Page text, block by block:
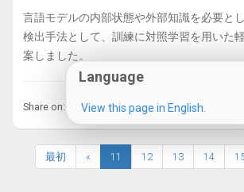
言語モデルの内部状態や外部知識を必要と
検出手法として、訓練に対照学習を用いた
案しました。
Share on:
最初 « 11 12 13 14
Language
View this page in English.